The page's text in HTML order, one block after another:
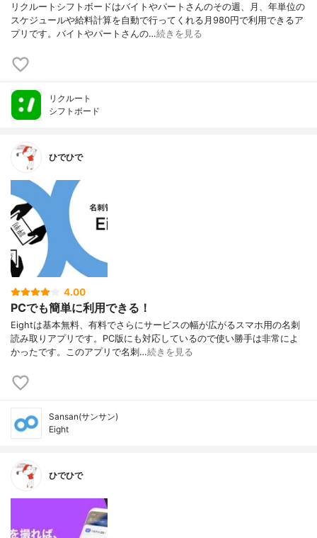
リクルートシフトボードはバイトやパートさんのその週、月、年単位の
スケジュールや給料計算を自動で行ってくれる月980円で利用できるア
プリです。バイトやパートさんの…続きを見る
リクルート
シフトボード
ひでひで
4.00
PCでも簡単に利用できる！
Eightは基本無料、有料でさらにサービスの幅が広がるスマホ用の名刺
読み取りアプリです。PC版にも対応しているので使い勝手は非常によ
かったです。このアプリで名刺…続きを見る
Sansan(サンサン)
Eight
ひでひで